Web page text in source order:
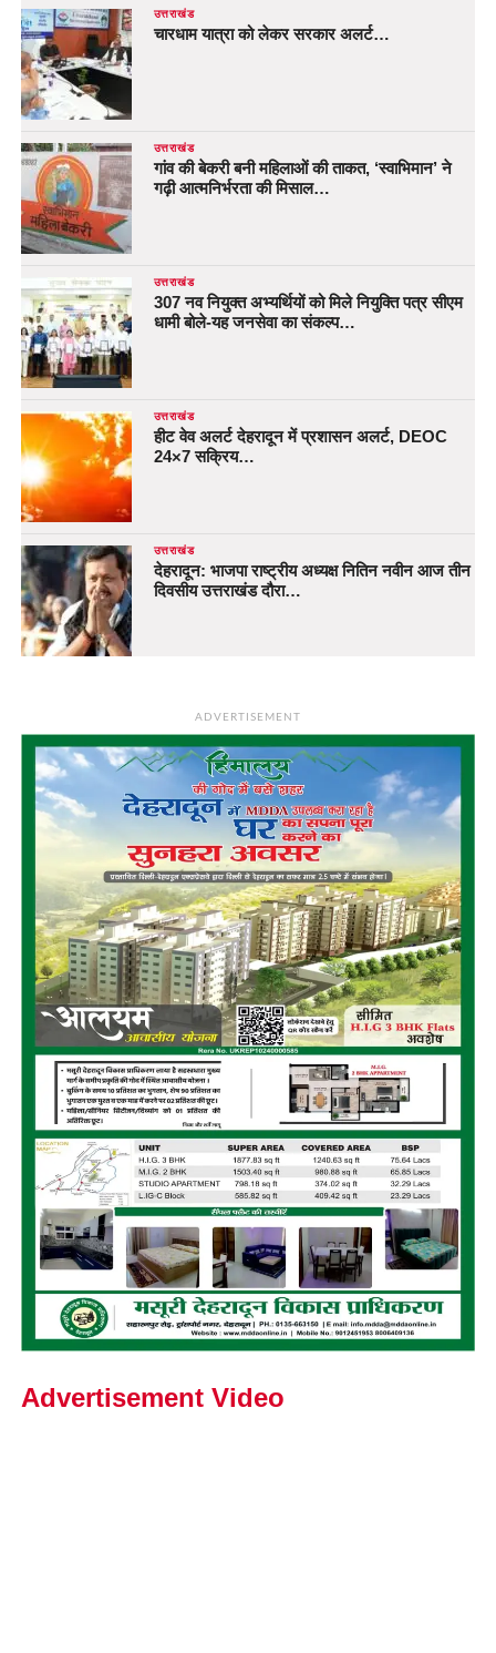
उत्तराखंड
चारधाम यात्रा को लेकर सरकार अलर्ट…
उत्तराखंड
गांव की बेकरी बनी महिलाओं की ताकत, ‘स्वाभिमान’ ने
गढ़ी आत्मनिर्भरता की मिसाल…
उत्तराखंड
307 नव नियुक्त अभ्यर्थियों को मिले नियुक्ति पत्र सीएम
धामी बोले-यह जनसेवा का संकल्प…
उत्तराखंड
हीट वेव अलर्ट देहरादून में प्रशासन अलर्ट, DEOC
24×7 सक्रिय…
उत्तराखंड
देहरादून: भाजपा राष्ट्रीय अध्यक्ष नितिन नवीन आज तीन
दिवसीय उत्तराखंड दौरा…
ADVERTISEMENT
Advertisement Video